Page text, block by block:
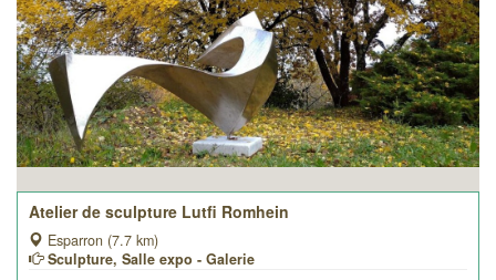
Atelier de sculpture Lutfi Romhein
Esparron (7.7 km)
Sculpture, Salle expo - Galerie